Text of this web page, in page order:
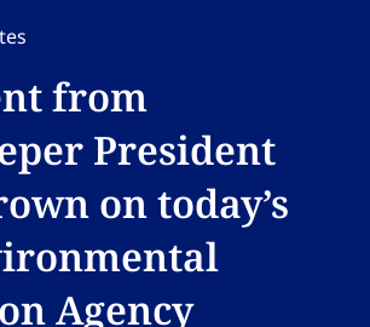
from
President
on today’s
Agency